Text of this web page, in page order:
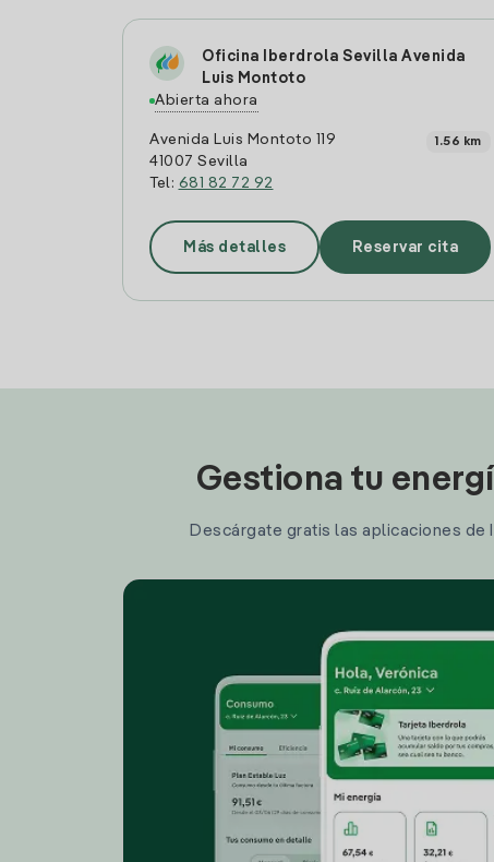
Oficina Iberdrola Sevilla Avenida
Luis Montoto
Abierta ahora
Avenida Luis Montoto 119
41007 Sevilla
Tel: 681 82 72 92
1.56 km
Más detalles Reservar cita
Gestiona tu
Descárgate gratis las aplicaciones